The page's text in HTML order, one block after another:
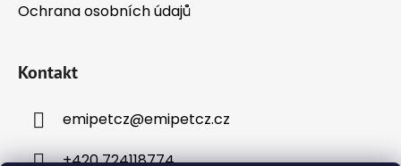
Ochrana osobních údajů
Kontakt
emipetcz@emipetcz.cz
+420 724118774